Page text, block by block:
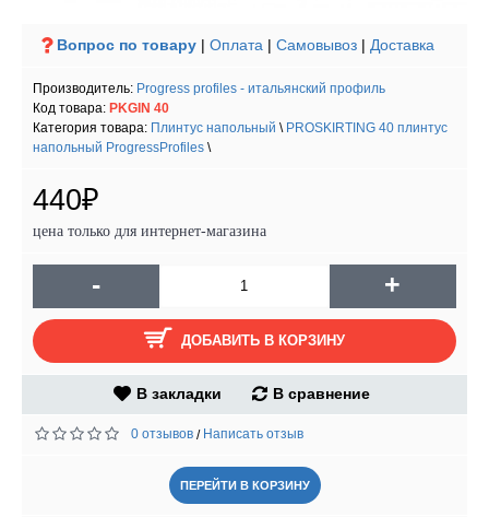
Вопрос по товару | Оплата | Самовывоз | Доставка
Производитель: Progress profiles - итальянский профиль
Код товара: PKGIN 40
Категория товара: Плинтус напольный \ PROSKIRTING 40 плинтус
напольный ProgressProfiles \
440₽
цена только для интернет-магазина
- +
ДОБАВИТЬ В КОРЗИНУ
В закладки В сравнение
0 отзывов / Написать отзыв
ПЕРЕЙТИ В КОРЗИНУ